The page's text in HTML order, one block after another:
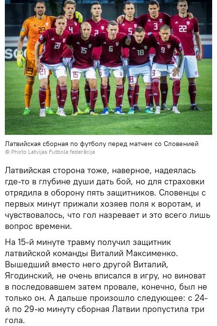
Латвийская сборная по футболу перед матчем со Словенией
© Photo Latvijas Futbola federācija
Латвийская сторона тоже, наверное, надеялась
где-то в глубине души дать бой, но для страховки
отрядила в оборону пять защитников. Словенцы с
первых минут прижали хозяев поля к воротам, и
чувствовалось, что гол назревает и это всего лишь
вопрос времени.
На 15-й минуте травму получил защитник
латвийской команды Виталий Максименко.
Вышедший вместо него другой Виталий,
Ягодинский, не очень вписался в игру, но виноват
в последовавшем затем провале, конечно, был не
только он. А дальше произошло следующее: с 24-
й по 29-ю минуту сборная Латвии пропустила три
гола.